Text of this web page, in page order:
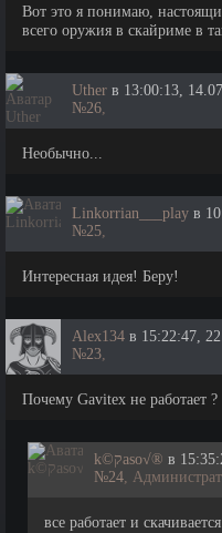
Вот это я понимаю,
всего оружия в скайриме в
Uther в 13:00:13,
№26,
Необычно...
Linkorrian___play в
№25,
Интересная идея! Беру!
Alex134 в 15:22:47,
№23,
Почему Gavitex не работает ?
k©קaso√® в
№24,
все работает и скачивается